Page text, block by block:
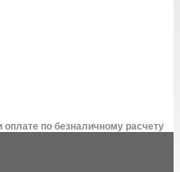
по безналичному расчету